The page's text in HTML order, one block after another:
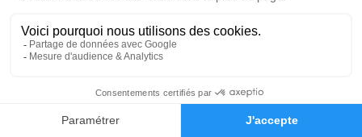
Faire-part Hommages
Je rends hommage
jeudi 05 janvier 2023 à 14h00
69450 Saint Cyr Au Mont d'Or